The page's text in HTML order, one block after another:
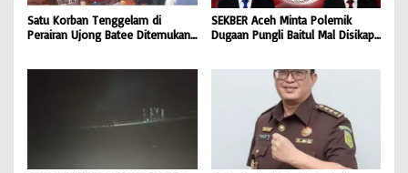
Satu Korban Tenggelam di
Perairan Ujong Batee Ditemukan,
SEKBER Aceh Minta Polemik
Dugaan Pungli Baitul Mal Disikapi
BONGKAR ‘Perkara.com